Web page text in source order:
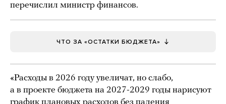
перечислил министр финансов.
ЧТО ЗА «ОСТАТКИ БЮДЖЕТА»
«Расходы в 2026 году увеличат, но слабо,
а в проекте бюджета на 2027-2029 годы нарисуют